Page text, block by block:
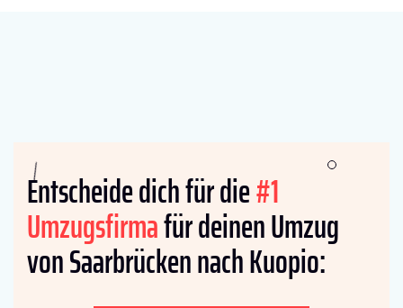
Entscheide dich für die#1
Umzugsfirmafür deinen Umzug
von Saarbrücken nach Kuopio: